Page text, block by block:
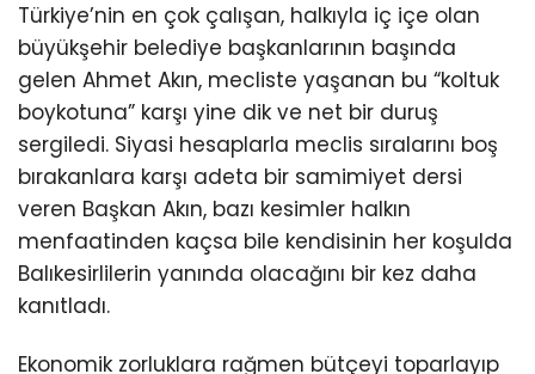
Türkiye’nin en çok çalışan, halkıyla iç içe olan
büyükşehir belediye başkanlarının başında
gelen Ahmet Akın, mecliste yaşanan bu “koltuk
boykotuna” karşı yine dik ve net bir duruş
sergiledi. Siyasi hesaplarla meclis sıralarını boş
bırakanlara karşı adeta bir samimiyet dersi
veren Başkan Akın, bazı kesimler halkın
menfaatinden kaçsa bile kendisinin her koşulda
Balıkesirlilerin yanında olacağını bir kez daha
kanıtladı.
Ekonomik zorluklara rağmen bütçeyi toparlayıp